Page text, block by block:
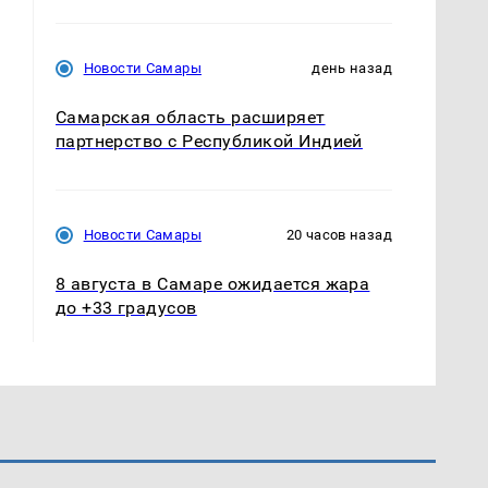
Новости Самары день назад
Самарская область расширяет
партнерство с Республикой Индией
Новости Самары 20 часов назад
8 августа в Самаре ожидается жара
до +33 градусов